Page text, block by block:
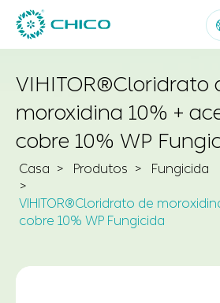
VIHITOR®Cloridrato
moroxidina 10% +
cobre 10% WP
Casa Produtos Fungicida
VIHITOR®Cloridrato de
cobre 10% WP Fungicida